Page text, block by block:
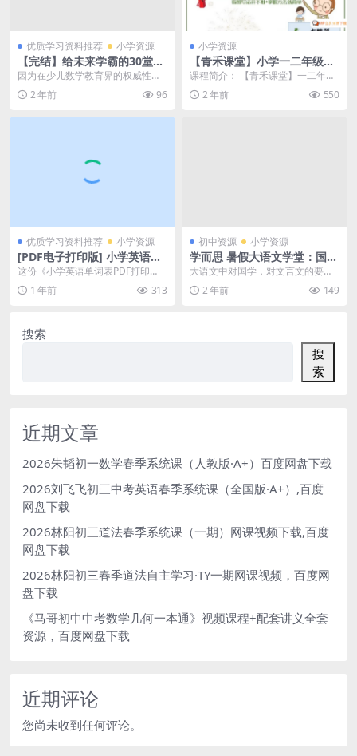
优质学习资料推荐 小学资源
【完结】给未来学霸的30堂趣
味计算课+PDF配套练习册，
习，百度网盘下载
因为在少儿数学教育界的权威性，
周建新被尊称为“周爷爷”，业界公认
他是“北京市学前...
2 年前 96
小学资源
【青禾课堂】小学一二年级看
图写话精讲视频课程76节课完
网盘下载
课程简介： 【青禾课堂】一二年级
《看图写话》共76节精讲视频课
程，为一、二年级学...
2 年前 550
优质学习资料推荐 小学资源
[PDF电子打印版] 小学英语掌
握单词表在线下载,大小 236.7
8K 总页数 4 页
这份《小学英语单词表PDF打印
版》太实用了！236.78K的小文
件，点开就能直接...
1 年前 313
初中资源 小学资源
学而思 暑假大语文学堂：国学
经典《弟子规》40讲全套MP4
视频课程百度云下载
大语文中对国学，对文言文的要求
更加的多了，暑假期间可以好好的
学习下，国学方面的知...
2 年前 149
搜索
搜
索
近期文章
2026朱韬初一数学春季系统课（人教版·A+）百度网盘下载
2026刘飞飞初三中考英语春季系统课（全国版·A+）,百度
网盘下载
2026林阳初三道法春季系统课（一期）网课视频下载,百度
网盘下载
2026林阳初三春季道法自主学习·TY一期网课视频，百度网
盘下载
《马哥初中中考数学几何一本通》视频课程+配套讲义全套
资源，百度网盘下载
近期评论
您尚未收到任何评论。